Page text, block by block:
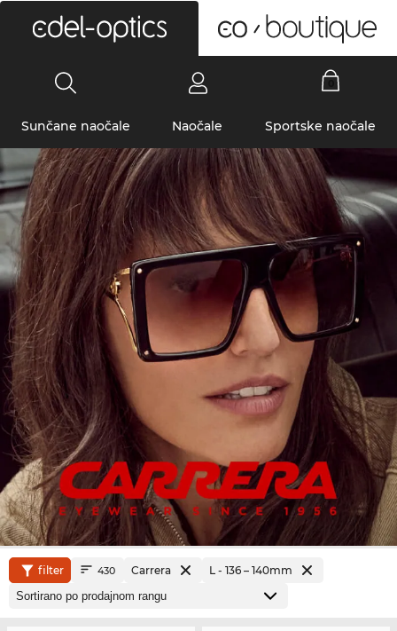
Sunčane naočale Naočale Sportske naočale
filter 430 Carrera L - 136 – 140mm